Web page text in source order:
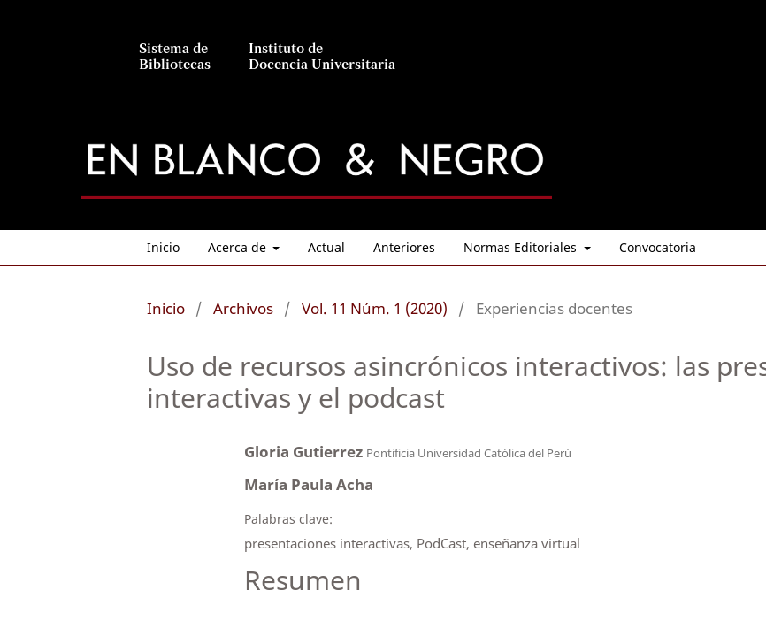
Sistema de
Bibliotecas
Instituto de
Docencia Universitaria
Inicio Acerca de Actual Anteriores Normas Editoriales Convocatoria
Inicio / Archivos / Vol. 11 Núm. 1 (2020) / Experiencias docentes
Uso de recursos asincrónicos interactivos: las
interactivas y el podcast
Gloria Gutierrez Pontificia Universidad Católica del Perú
María Paula Acha
Palabras clave:
presentaciones interactivas, PodCast, enseñanza virtual
Resumen